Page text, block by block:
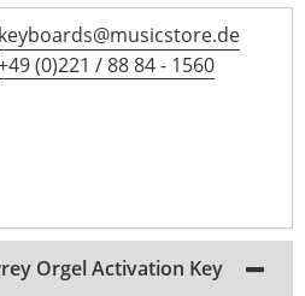
keyboards@musicstore.de
(0)221 / 88 84 - 1560
Orgel Activation Key